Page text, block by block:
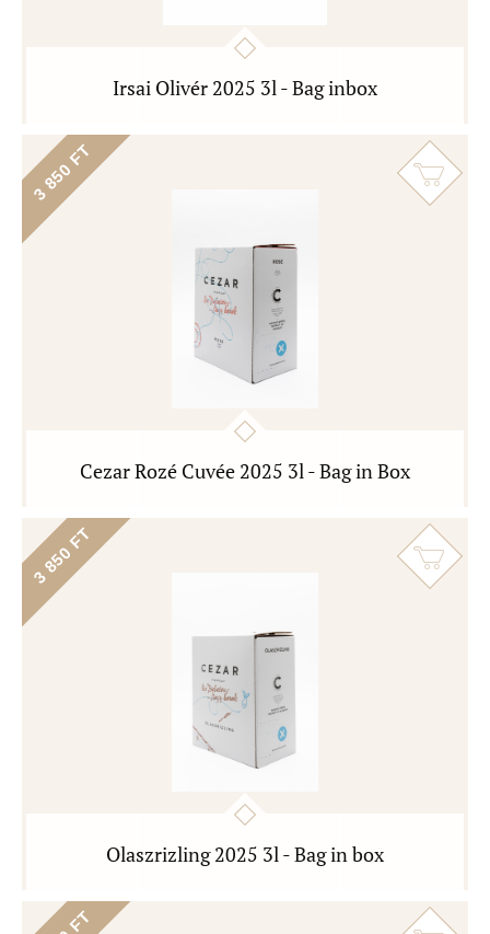
Irsai Olivér 2025 3l - Bag inbox
3 850 FT
Cezar Rozé Cuvée 2025 3l - Bag in Box
3 850 FT
Olaszrizling 2025 3l - Bag in box